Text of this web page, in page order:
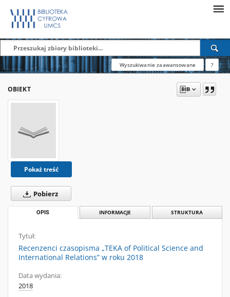
Wyszukiwanie zaawansowane ?
OBIEKT
Pokaż treść
Pobierz
OPIS INFORMACJE STRUKTURA
Tytuł:
Recenzenci czasopisma „TEKA of Political Science and
International Relations” w roku 2018
Data wydania:
2018